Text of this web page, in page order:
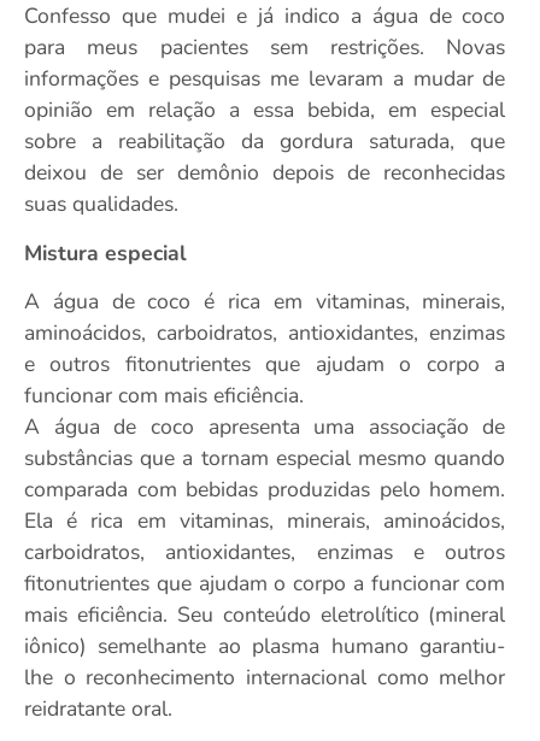
Confesso que mudei e já indico a água de coco
para meus pacientes sem restrições. Novas
informações e pesquisas me levaram a mudar de
opinião em relação a essa bebida, em especial
sobre a reabilitação da gordura saturada, que
deixou de ser demônio depois de reconhecidas
suas qualidades.
Mistura especial
A água de coco é rica em vitaminas, minerais,
aminoácidos, carboidratos, antioxidantes, enzimas
e outros fitonutrientes que ajudam o corpo a
funcionar com mais eficiência.
A água de coco apresenta uma associação de
substâncias que a tornam especial mesmo quando
comparada com bebidas produzidas pelo homem.
Ela é rica em vitaminas, minerais, aminoácidos,
carboidratos, antioxidantes, enzimas e outros
fitonutrientes que ajudam o corpo a funcionar com
mais eficiência. Seu conteúdo eletrolítico (mineral
iônico) semelhante ao plasma humano garantiu-
lhe o reconhecimento internacional como melhor
reidratante oral.